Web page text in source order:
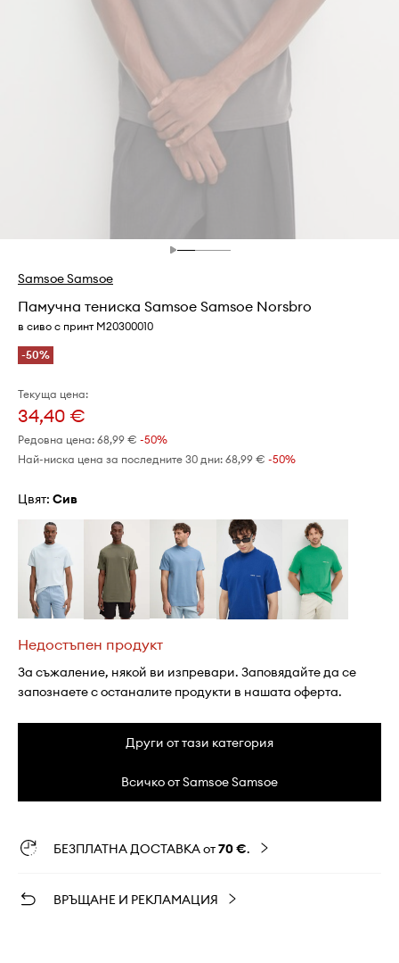
Samsoe Samsoe
Памучна тениска Samsoe Samsoe Norsbro
в сиво с принт M20300010
-50%
Текуща цена:
34,40 €
Редовна цена: 68,99 € -50%
Най-ниска цена за последните 30 дни: 68,99 € -50%
Цвят: сив
Недостъпен продукт
За съжаление, някой ви изпревари. Заповядайте да се
запознаете с останалите продукти в нашата оферта.
Други от тази категория
Всичко от Samsoe Samsoe
БЕЗПЛАТНА ДОСТАВКА от70 €.
ВРЪЩАНЕ И РЕКЛАМАЦИЯ